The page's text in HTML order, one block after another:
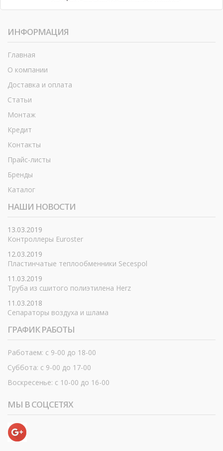
ИНФОРМАЦИЯ
Главная
О компании
Доставка и оплата
Статьи
Монтаж
Кредит
Контакты
Прайс-листы
Бренды
Каталог
НАШИ НОВОСТИ
13.03.2019
Контроллеры Euroster
12.03.2019
Пластинчатые теплообменники Secespol
11.03.2019
Труба из сшитого полиэтилена Herz
11.03.2018
Сепараторы воздуха и шлама
ГРАФИК РАБОТЫ
Работаем: с 9-00 до 18-00
Суббота: с 9-00 до 17-00
Воскресенье: с 10-00 до 16-00
МЫ В СОЦСЕТЯХ